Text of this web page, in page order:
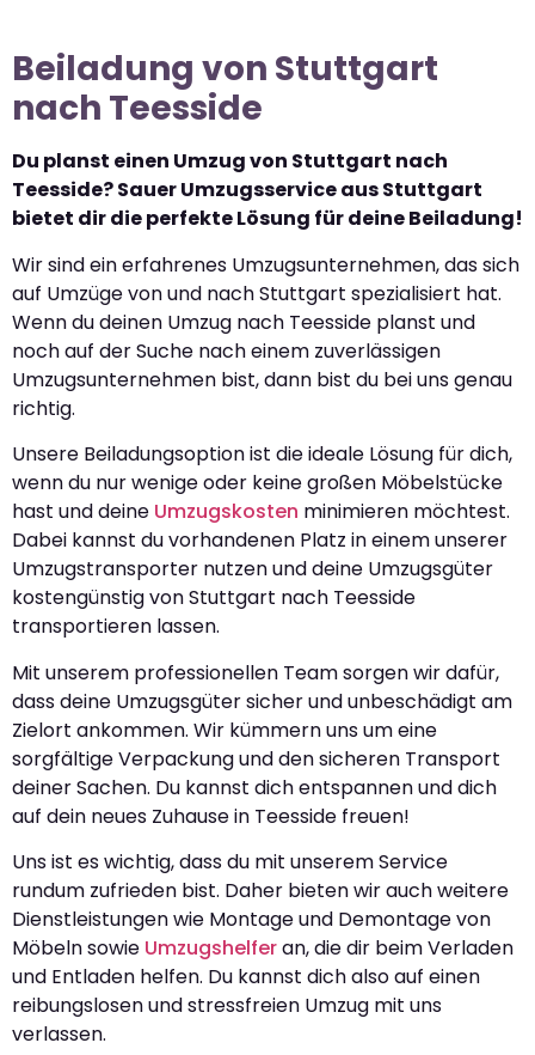
Beiladung von Stuttgart
nach Teesside
Du planst einen Umzug von Stuttgart nach
Teesside? Sauer Umzugsservice aus Stuttgart
bietet dir die perfekte Lösung für deine Beiladung!
Wir sind ein erfahrenes Umzugsunternehmen, das sich
auf Umzüge von und nach Stuttgart spezialisiert hat.
Wenn du deinen Umzug nach Teesside planst und
noch auf der Suche nach einem zuverlässigen
Umzugsunternehmen bist, dann bist du bei uns genau
richtig.
Unsere Beiladungsoption ist die ideale Lösung für dich,
wenn du nur wenige oder keine großen Möbelstücke
hast und deine Umzugskosten minimieren möchtest.
Dabei kannst du vorhandenen Platz in einem unserer
Umzugstransporter nutzen und deine Umzugsgüter
kostengünstig von Stuttgart nach Teesside
transportieren lassen.
Mit unserem professionellen Team sorgen wir dafür,
dass deine Umzugsgüter sicher und unbeschädigt am
Zielort ankommen. Wir kümmern uns um eine
sorgfältige Verpackung und den sicheren Transport
deiner Sachen. Du kannst dich entspannen und dich
auf dein neues Zuhause in Teesside freuen!
Uns ist es wichtig, dass du mit unserem Service
rundum zufrieden bist. Daher bieten wir auch weitere
Dienstleistungen wie Montage und Demontage von
Möbeln sowie Umzugshelferan, die dir beim Verladen
und Entladen helfen. Du kannst dich also auf einen
reibungslosen und stressfreien Umzug mit uns
verlassen.